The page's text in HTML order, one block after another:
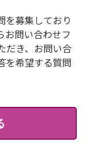
を募集しており
お問い合わせフ
だき、お問い合
を希望する質問